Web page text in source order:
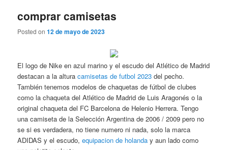
comprar camisetas
Posted on12 de mayo de 2023
El logo de Nike en azul marino y el escudo del Atlético de Madrid
destacan a la alturacamisetas de futbol 2023 del pecho.
También tenemos modelos de chaquetas de fútbol de clubes
como la chaqueta del Atlético de Madrid de Luis Aragonés o la
original chaqueta del FC Barcelona de Helenio Herrera. Tengo
una camiseta de la Selección Argentina de 2006 / 2009 pero no
se si es verdadera, no tiene numero ni nada, solo la marca
ADIDAS y el escudo,equipacion de holanda y aun lado como